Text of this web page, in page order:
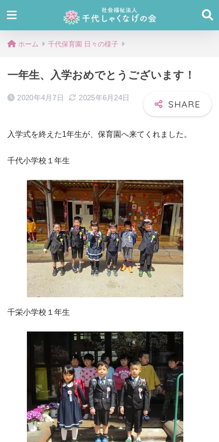
ホーム 千代保育園 日々の様子
一年生、入学おめでとうございます！
2020年4月7日 2025年6月24日
入学式を終えた1年生が、保育園へ来てくれました。
千代小学校１年生
千栄小学校１年生